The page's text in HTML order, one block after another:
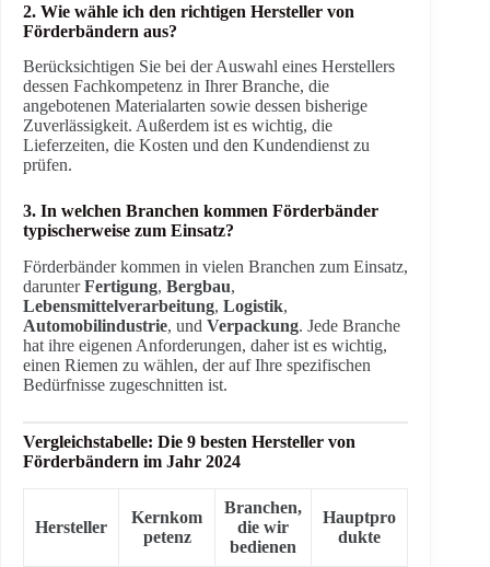
2. Wie wähle ich den richtigen Hersteller von
Förderbändern aus?
Berücksichtigen Sie bei der Auswahl eines Herstellers
dessen Fachkompetenz in Ihrer Branche, die
angebotenen Materialarten sowie dessen bisherige
Zuverlässigkeit. Außerdem ist es wichtig, die
Lieferzeiten, die Kosten und den Kundendienst zu
prüfen.
3. In welchen Branchen kommen Förderbänder
typischerweise zum Einsatz?
Förderbänder kommen in vielen Branchen zum Einsatz,
darunterFertigung, Bergbau,
Lebensmittelverarbeitung, Logistik,
Automobilindustrie, und Verpackung. Jede Branche
hat ihre eigenen Anforderungen, daher ist es wichtig,
einen Riemen zu wählen, der auf Ihre spezifischen
Bedürfnisse zugeschnitten ist.
Vergleichstabelle: Die 9 besten Hersteller von
Förderbändern im Jahr 2024
Hersteller
Kernkom
petenz
Branchen,
die wir
bedienen
Hauptpro
dukte